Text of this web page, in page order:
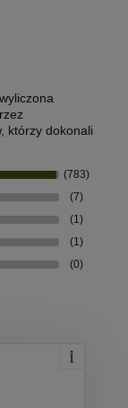
którzy dokonali
(783)
(7)
(1)
(1)
(0)